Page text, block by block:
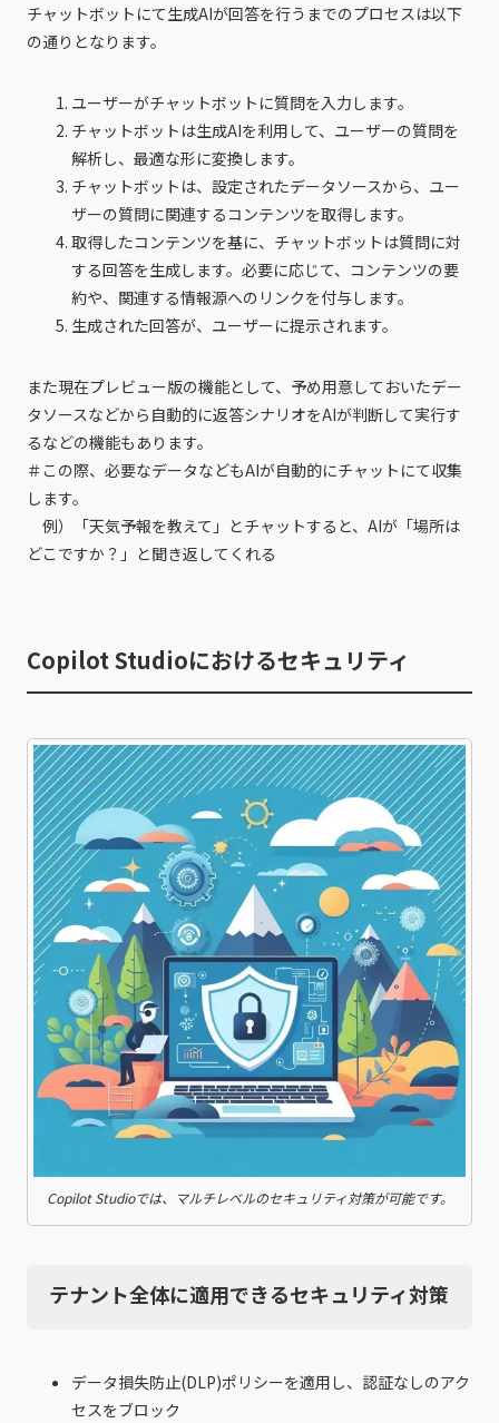
チャットボットにて生成AIが回答を行うまでのプロセスは以下
の通りとなります。
ユーザーがチャットボットに質問を入力します。
チャットボットは生成AIを利用して、ユーザーの質問を
解析し、最適な形に変換します。
チャットボットは、設定されたデータソースから、ユー
ザーの質問に関連するコンテンツを取得します。
取得したコンテンツを基に、チャットボットは質問に対
する回答を生成します。必要に応じて、コンテンツの要
約や、関連する情報源へのリンクを付与します。
生成された回答が、ユーザーに提示されます。
また現在プレビュー版の機能として、予め用意しておいたデー
タソースなどから自動的に返答シナリオをAIが判断して実行す
るなどの機能もあります。
＃この際、必要なデータなどもAIが自動的にチャットにて収集
します。
例）「天気予報を教えて」とチャットすると、AIが「場所は
どこですか？」と聞き返してくれる
Copilot Studioにおけるセキュリティ
Copilot Studioでは、マルチレベルのセキュリティ対策が可能です。
テナント全体に適用できるセキュリティ対策
データ損失防止(DLP)ポリシーを適用し、認証なしのアク
セスをブロック